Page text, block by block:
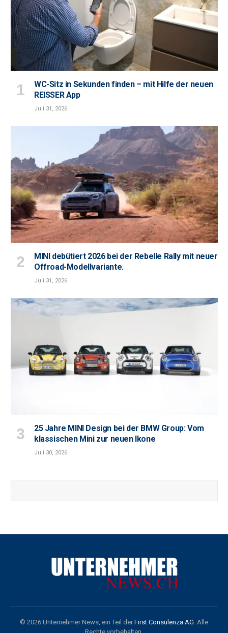
WC-Sitz in Sekunden finden – mit Hilfe der neuen
REISSER App
Juli 31, 2026
MINI debütiert 2026 bei der Rebelle Rally mit neuer
Offroad-Modellvariante.
Juli 31, 2026
25 Jahre MINI Design bei der BMW Group: Vom
klassischen Mini zur neuen Ikone
Juli 30, 2026
© 2026 Unternehmer News, ein Teil derFirst Consulenza AG . Alle